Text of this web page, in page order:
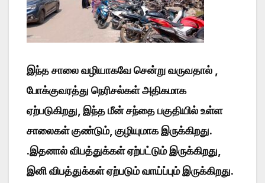
இந்த சாலை வழியாகவே சென்று வருவதால் ,
போக்குவரத்து நெரிசல்கள் அதிகமாக
ஏற்படுகிறது, இந்த மீன் சந்தை பகுதியில் உள்ள
சாலைகள் குண்டும், குழியுமாக இருக்கிறது.
.இதனால் விபத்துக்கள் ஏற்பட்டும் இருக்கிறது,
இனி விபத்துக்கள் ஏற்படும் வாய்ப்பும் இருக்கிறது.